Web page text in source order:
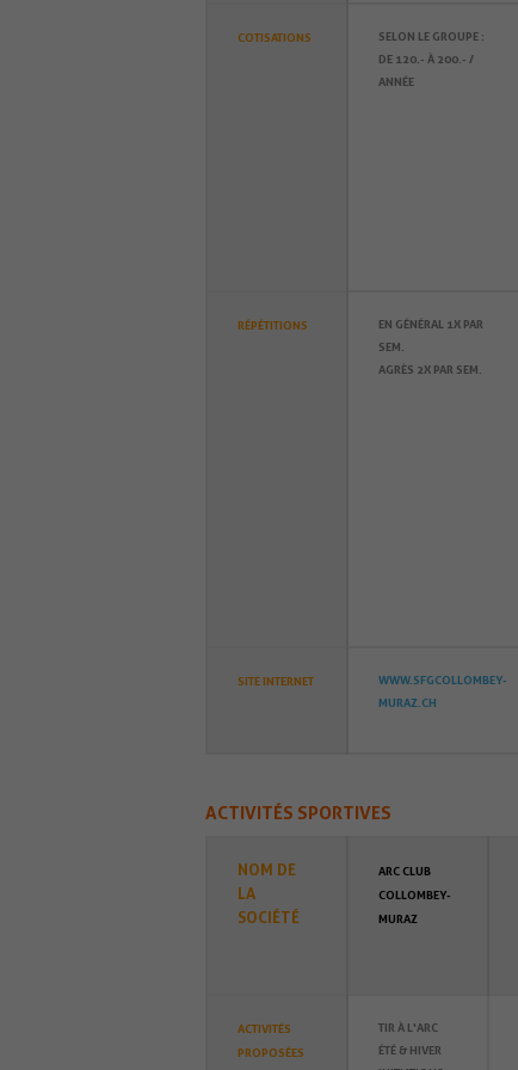
COTISATIONS
SELON LE GROUPE :
DE 120.- À 200.- /
ANNÉE
RÉPÉTITIONS
EN GÉNÉRAL 1X PAR
SEM.
AGRÈS 2X PAR SEM.
SITE INTERNET
WWW.SFGCOLLOMBEY-
MURAZ.CH
ACTIVITÉS SPORTIVES
NOM DE
LA
SOCIÉTÉ
ARC CLUB
COLLOMBEY-
MURAZ
ACTIVITÉS
PROPOSÉES
TIR À L'ARC
ÉTÉ & HIVER